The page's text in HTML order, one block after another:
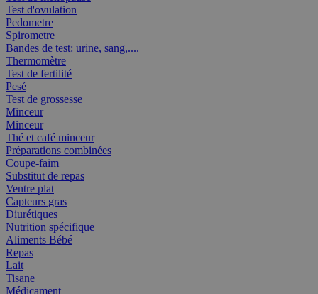
Test d'ovulation
Pedometre
Spirometre
Bandes de test: urine, sang,....
Thermomètre
Test de fertilité
Pesé
Test de grossesse
Minceur
Minceur
Thé et café minceur
Préparations combinées
Coupe-faim
Substitut de repas
Ventre plat
Capteurs gras
Diurétiques
Nutrition spécifique
Aliments Bébé
Repas
Lait
Tisane
Médicament